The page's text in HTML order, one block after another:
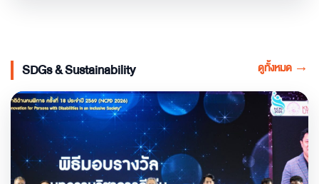
SDGs & Sustainability ดูทั้งหมด →